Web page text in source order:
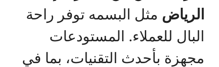
الرياض مثل البسمه توفر راحة
البال للعملاء. المستودعات
مجهزة بأحدث التقنيات، بما في